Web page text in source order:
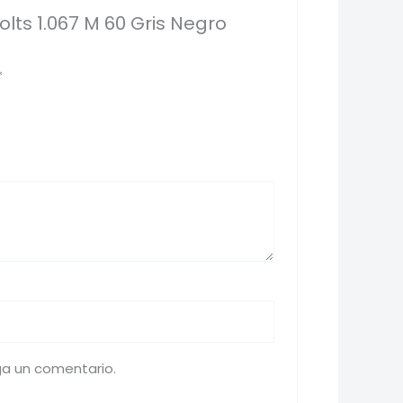
1.067 M 60 Gris Negro
un comentario.